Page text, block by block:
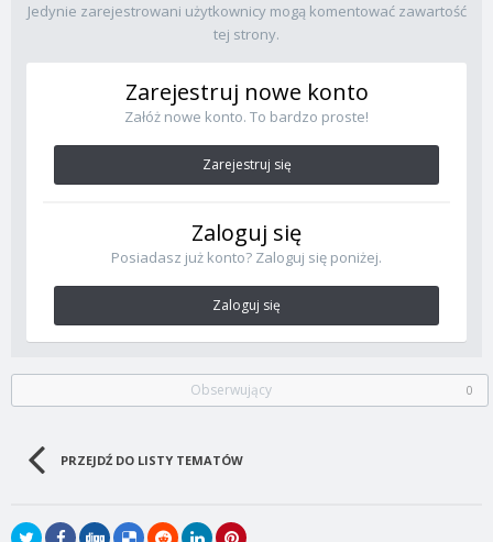
Jedynie zarejestrowani użytkownicy mogą komentować zawartość
tej strony.
Zarejestruj nowe konto
Załóż nowe konto. To bardzo proste!
Zarejestruj się
Zaloguj się
Posiadasz już konto? Zaloguj się poniżej.
Zaloguj się
Obserwujący 0
PRZEJDŹ DO LISTY TEMATÓW